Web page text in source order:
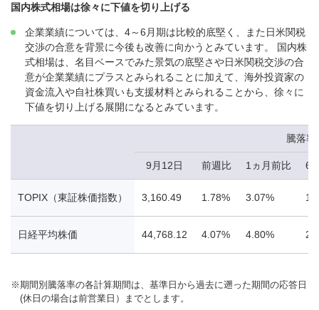
国内株式相場は徐々に下値を切り上げる
企業業績については、4～6月期は比較的底堅く、また日米関税
交渉の合意を背景に今後も改善に向かうとみています。 国内株
式相場は、名目ベースでみた景気の底堅さや日米関税交渉の合
意が企業業績にプラスとみられることに加えて、海外投資家の
資金流入や自社株買いも支援材料とみられることから、徐々に
下値を切り上げる展開になるとみています。
騰落率
9月12日 前週比 1ヵ月前比 6
TOPIX（東証株価指数） 3,160.49 1.78% 3.07%
日経平均株価 44,768.12 4.07% 4.80%
※期間別騰落率の各計算期間は、基準日から過去に遡った期間の応答日
(休日の場合は前営業日）までとします。